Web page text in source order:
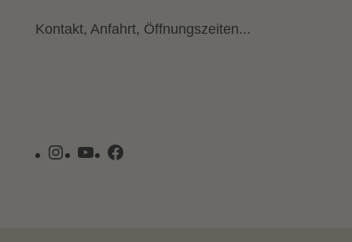
Kontakt, Anfahrt, Öffnungszeiten...
Instagram
YouTubeFacebook